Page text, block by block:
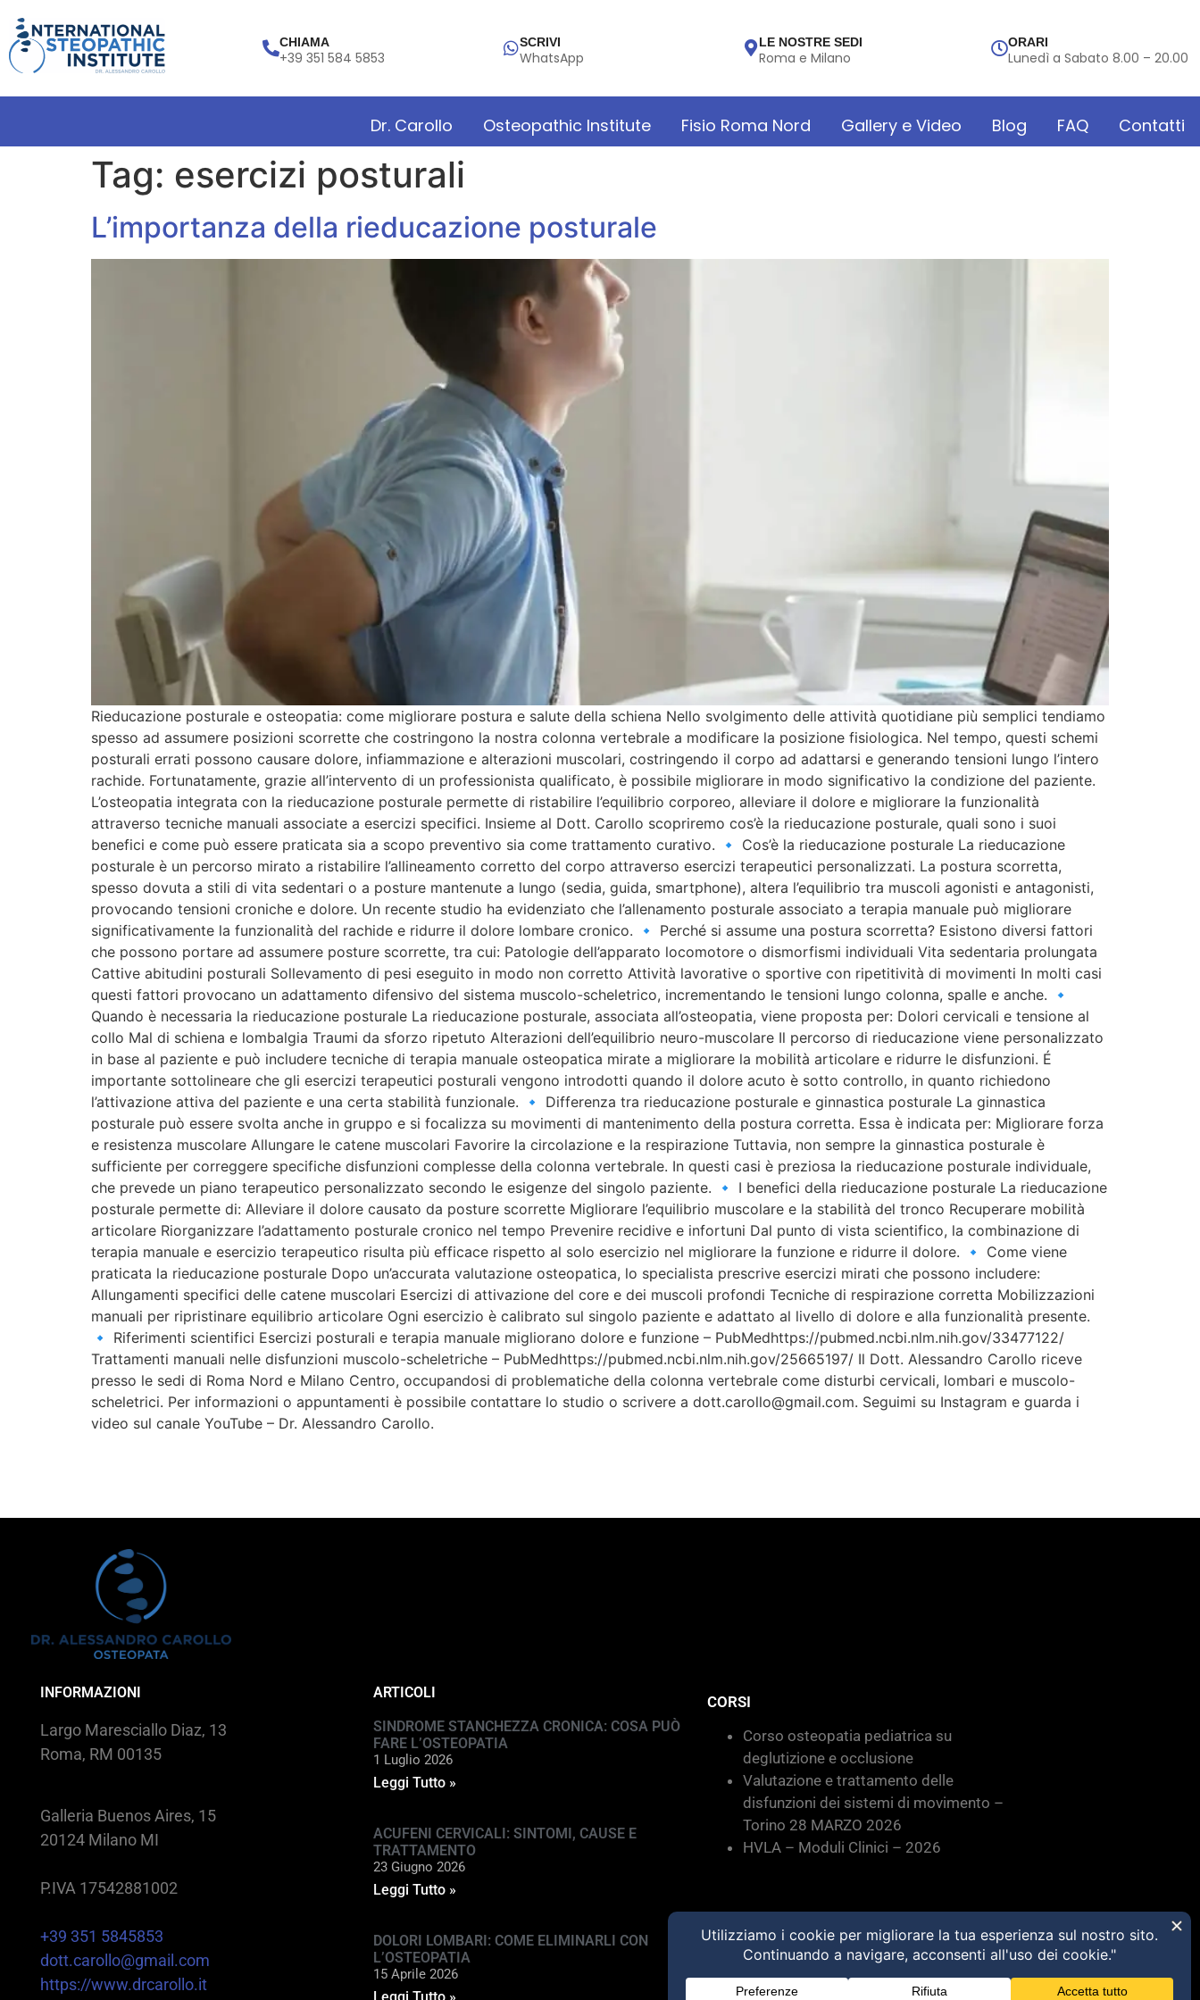
CHIAMA
+39 351 584 5853
SCRIVI
WhatsApp
LE NOSTRE SEDI
Roma e Milano
ORARI
Lunedì a Sabato 8.00 – 20.00
Dr. Carollo Osteopathic Institute Fisio Roma Nord Gallery e Video Blog FAQ Contatti
Tag: esercizi posturali
L’importanza della rieducazione posturale
Rieducazione posturale e osteopatia: come migliorare postura e salute della schiena Nello svolgimento delle attività quotidiane più semplici tendiamo
spesso ad assumere posizioni scorrette che costringono la nostra colonna vertebrale a modificare la posizione fisiologica. Nel tempo, questi schemi
posturali errati possono causare dolore, infiammazione e alterazioni muscolari, costringendo il corpo ad adattarsi e generando tensioni lungo l’intero
rachide. Fortunatamente, grazie all’intervento di un professionista qualificato, è possibile migliorare in modo significativo la condizione del paziente.
L’osteopatia integrata con la rieducazione posturale permette di ristabilire l’equilibrio corporeo, alleviare il dolore e migliorare la funzionalità
attraverso tecniche manuali associate a esercizi specifici. Insieme al Dott. Carollo scopriremo cos’è la rieducazione posturale, quali sono i suoi
benefici e come può essere praticata sia a scopo preventivo sia come trattamento curativo. 🔹 Cos’è la rieducazione posturale La rieducazione
posturale è un percorso mirato a ristabilire l’allineamento corretto del corpo attraverso esercizi terapeutici personalizzati. La postura scorretta,
spesso dovuta a stili di vita sedentari o a posture mantenute a lungo (sedia, guida, smartphone), altera l’equilibrio tra muscoli agonisti e antagonisti,
provocando tensioni croniche e dolore. Un recente studio ha evidenziato che l’allenamento posturale associato a terapia manuale può migliorare
significativamente la funzionalità del rachide e ridurre il dolore lombare cronico. 🔹 Perché si assume una postura scorretta? Esistono diversi fattori
che possono portare ad assumere posture scorrette, tra cui: Patologie dell’apparato locomotore o dismorfismi individuali Vita sedentaria prolungata
Cattive abitudini posturali Sollevamento di pesi eseguito in modo non corretto Attività lavorative o sportive con ripetitività di movimenti In molti casi
questi fattori provocano un adattamento difensivo del sistema muscolo-scheletrico, incrementando le tensioni lungo colonna, spalle e anche. 🔹
Quando è necessaria la rieducazione posturale La rieducazione posturale, associata all’osteopatia, viene proposta per: Dolori cervicali e tensione al
collo Mal di schiena e lombalgia Traumi da sforzo ripetuto Alterazioni dell’equilibrio neuro-muscolare Il percorso di rieducazione viene personalizzato
in base al paziente e può includere tecniche di terapia manuale osteopatica mirate a migliorare la mobilità articolare e ridurre le disfunzioni. É
importante sottolineare che gli esercizi terapeutici posturali vengono introdotti quando il dolore acuto è sotto controllo, in quanto richiedono
l’attivazione attiva del paziente e una certa stabilità funzionale. 🔹 Differenza tra rieducazione posturale e ginnastica posturale La ginnastica
posturale può essere svolta anche in gruppo e si focalizza su movimenti di mantenimento della postura corretta. Essa è indicata per: Migliorare forza
e resistenza muscolare Allungare le catene muscolari Favorire la circolazione e la respirazione Tuttavia, non sempre la ginnastica posturale è
sufficiente per correggere specifiche disfunzioni complesse della colonna vertebrale. In questi casi è preziosa la rieducazione posturale individuale,
che prevede un piano terapeutico personalizzato secondo le esigenze del singolo paziente. 🔹 I benefici della rieducazione posturale La rieducazione
posturale permette di: Alleviare il dolore causato da posture scorrette Migliorare l’equilibrio muscolare e la stabilità del tronco Recuperare mobilità
articolare Riorganizzare l’adattamento posturale cronico nel tempo Prevenire recidive e infortuni Dal punto di vista scientifico, la combinazione di
terapia manuale e esercizio terapeutico risulta più efficace rispetto al solo esercizio nel migliorare la funzione e ridurre il dolore. 🔹 Come viene
praticata la rieducazione posturale Dopo un’accurata valutazione osteopatica, lo specialista prescrive esercizi mirati che possono includere:
Allungamenti specifici delle catene muscolari Esercizi di attivazione del core e dei muscoli profondi Tecniche di respirazione corretta Mobilizzazioni
manuali per ripristinare equilibrio articolare Ogni esercizio è calibrato sul singolo paziente e adattato al livello di dolore e alla funzionalità presente.
🔹 Riferimenti scientifici Esercizi posturali e terapia manuale migliorano dolore e funzione – PubMedhttps://pubmed.ncbi.nlm.nih.gov/33477122/
Trattamenti manuali nelle disfunzioni muscolo-scheletriche – PubMedhttps://pubmed.ncbi.nlm.nih.gov/25665197/ Il Dott. Alessandro Carollo riceve
presso le sedi di Roma Nord e Milano Centro, occupandosi di problematiche della colonna vertebrale come disturbi cervicali, lombari e muscolo-
scheletrici. Per informazioni o appuntamenti è possibile contattare lo studio o scrivere a dott.carollo@gmail.com. Seguimi su Instagram e guarda i
video sul canale YouTube – Dr. Alessandro Carollo.
INFORMAZIONI
Largo Maresciallo Diaz, 13
Roma, RM 00135
Galleria Buenos Aires, 15
20124 Milano MI
P.IVA 17542881002
+39 351 5845853
dott.carollo@gmail.com
https://www.drcarollo.it
ARTICOLI
SINDROME STANCHEZZA CRONICA: COSA PUÒ
FARE L’OSTEOPATIA
1 Luglio 2026
Leggi Tutto »
ACUFENI CERVICALI: SINTOMI, CAUSE E
TRATTAMENTO
23 Giugno 2026
Leggi Tutto »
DOLORI LOMBARI: COME ELIMINARLI CON
L’OSTEOPATIA
15 Aprile 2026
CORSI
Corso osteopatia pediatrica su
deglutizione e occlusione
Valutazione e trattamento delle
disfunzioni dei sistemi di movimento –
Torino 28 MARZO 2026
HVLA – Moduli Clinici – 2026